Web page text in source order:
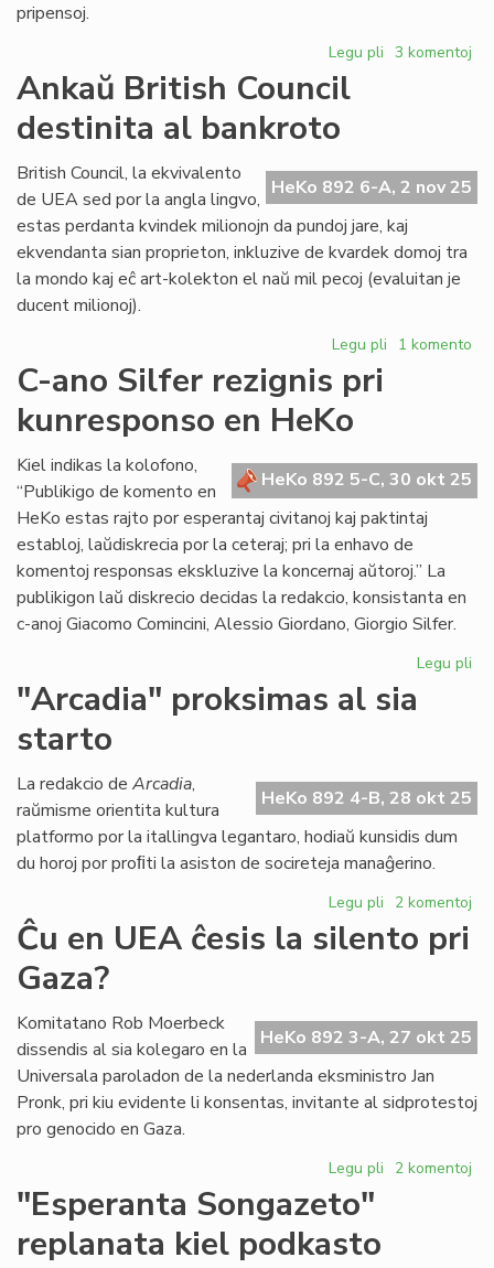
pripensoj.
Legu pli pri
presata
3 komentoj
Ankaŭ British Council
destinita al bankroto
HeKo 892 6-A, 2 nov 25
British Council, la ekvivalento
de UEA sed por la angla lingvo,
estas perdanta kvindek milionojn da pundoj jare, kaj
ekvendanta sian proprieton, inkluzive de kvardek domoj tra
la mondo kaj eĉ art-kolekton el naŭ mil pecoj (evaluitan je
ducent milionoj).
Legu pli pri
al
bankroto
1 komento
C-ano Silfer rezignis pri
kunresponso en HeKo
HeKo 892 5-C, 30 okt 25
Kiel indikas la kolofono,
“Publikigo de komento en
HeKo estas rajto por esperantaj civitanoj kaj paktintaj
establoj, laŭdiskrecia por la ceteraj; pri la enhavo de
komentoj responsas ekskluzive la koncernaj aŭtoroj.” La
publikigon laŭ diskrecio decidas la redakcio, konsistanta en
c-anoj Giacomo Comincini, Alessio Giordano, Giorgio Silfer.
Legu pli
pri
"Arcadia" proksimas al sia
starto
HeKo 892 4-B, 28 okt 25
La redakcio de Arcadia,
raŭmisme orientita kultura
platformo por la itallingva legantaro, hodiaŭ kunsidis dum
du horoj por proﬁti la asiston de socireteja manaĝerino.
Legu pli pri
"Arcadia"
proksimas
starto
2 komentoj
Ĉu en UEA ĉesis la silento pri
Gaza?
HeKo 892 3-A, 27 okt 25
Komitatano Rob Moerbeck
dissendis al sia kolegaro en la
Universala paroladon de la nederlanda eksministro Jan
Pronk, pri kiu evidente li konsentas, invitante al sidprotestoj
pro genocido en Gaza.
Legu pli pri2 komentoj
"Esperanta Songazeto"
replanata kiel podkasto